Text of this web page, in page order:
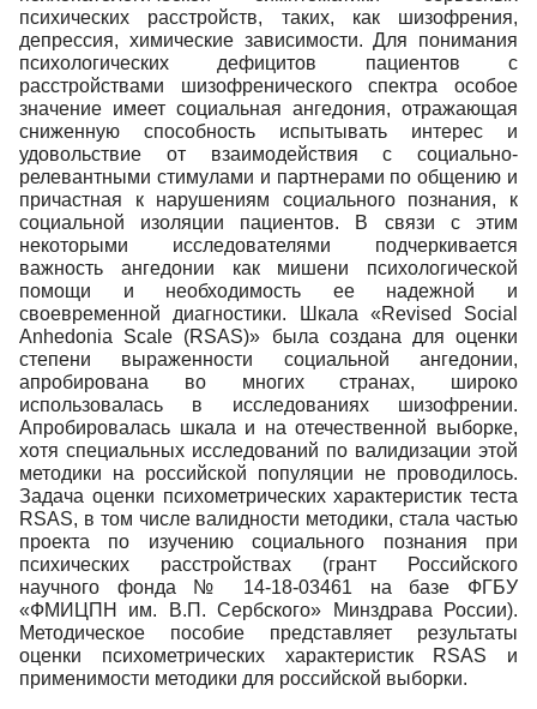
психических расстройств, таких, как шизофрения,
депрессия, химические зависимости. Для понимания
психологических дефицитов пациентов с
расстройствами шизофренического спектра особое
значение имеет социальная ангедония, отражающая
сниженную способность испытывать интерес и
удовольствие от взаимодействия с социально-
релевантными стимулами и партнерами по общению и
причастная к нарушениям социального познания, к
социальной изоляции пациентов. В связи с этим
некоторыми исследователями подчеркивается
важность ангедонии как мишени психологической
помощи и необходимость ее надежной и
своевременной диагностики. Шкала «Revised Social
Anhedonia Scale (RSAS)» была создана для оценки
степени выраженности социальной ангедонии,
апробирована во многих странах, широко
использовалась в исследованиях шизофрении.
Апробировалась шкала и на отечественной выборке,
хотя специальных исследований по валидизации этой
методики на российской популяции не проводилось.
Задача оценки психометрических характеристик теста
RSAS, в том числе валидности методики, стала частью
проекта по изучению социального познания при
психических расстройствах (грант Российского
научного фонда № 14-18-03461 на базе ФГБУ
«ФМИЦПН им. В.П. Сербского» Минздрава России).
Методическое пособие представляет результаты
оценки психометрических характеристик RSAS и
применимости методики для российской выборки.